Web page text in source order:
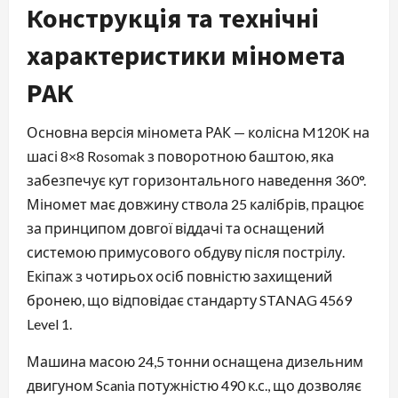
Конструкція та технічні
характеристики міномета
РАК
Основна версія міномета РАК — колісна M120K на
шасі 8×8 Rosomak з поворотною баштою, яка
забезпечує кут горизонтального наведення 360°.
Міномет має довжину ствола 25 калібрів, працює
за принципом довгої віддачі та оснащений
системою примусового обдуву після пострілу.
Екіпаж з чотирьох осіб повністю захищений
бронею, що відповідає стандарту STANAG 4569
Level 1.
Машина масою 24,5 тонни оснащена дизельним
двигуном Scania потужністю 490 к.с., що дозволяє